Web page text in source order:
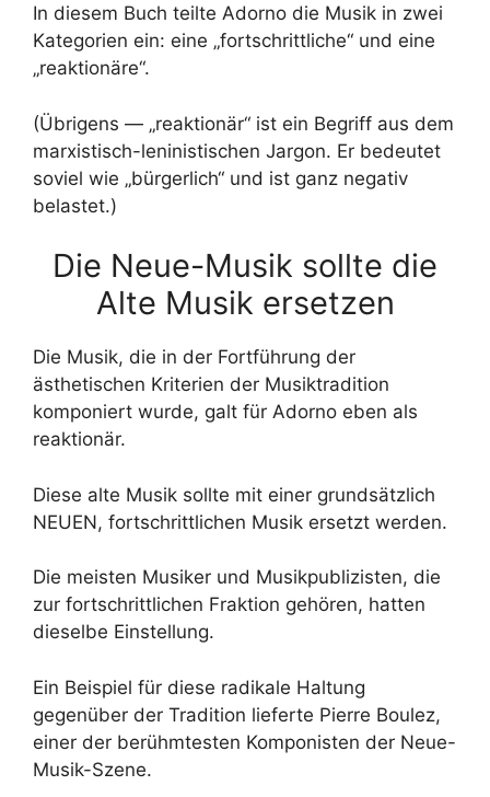
In diesem Buch teilte Adorno die Musik in zwei
Kategorien ein: eine „fortschrittliche“ und eine
„reaktionäre“.
(Übrigens — „reaktionär“ ist ein Begriff aus dem
marxistisch-leninistischen Jargon. Er bedeutet
soviel wie „bürgerlich“ und ist ganz negativ
belastet.)
Die Neue-Musik sollte die
Alte Musik ersetzen
Die Musik, die in der Fortführung der
ästhetischen Kriterien der Musiktradition
komponiert wurde, galt für Adorno eben als
reaktionär.
Diese alte Musik sollte mit einer grundsätzlich
NEUEN, fortschrittlichen Musik ersetzt werden.
Die meisten Musiker und Musikpublizisten, die
zur fortschrittlichen Fraktion gehören, hatten
dieselbe Einstellung.
Ein Beispiel für diese radikale Haltung
gegenüber der Tradition lieferte Pierre Boulez,
einer der berühmtesten Komponisten der Neue-
Musik-Szene.